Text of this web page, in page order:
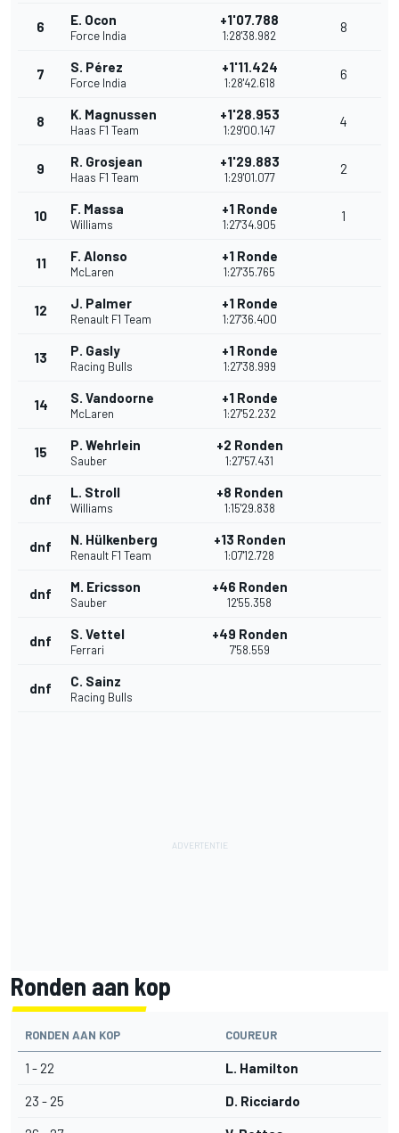
6 E. Ocon
Force India
+1'07.788
1:28'38.982
8
7 S. Pérez
Force India
+1'11.424
1:28'42.618
6
8 K. Magnussen
Haas F1 Team
+1'28.953
1:29'00.147
4
9 R. Grosjean
Haas F1 Team
+1'29.883
1:29'01.077
2
10 F. Massa
Williams
+1 Ronde
1:27'34.905
1
11 F. Alonso
McLaren
+1 Ronde
1:27'35.765
12 J. Palmer
Renault F1 Team
+1 Ronde
1:27'36.400
13 P. Gasly
Racing Bulls
+1 Ronde
1:27'38.999
14 S. Vandoorne
McLaren
+1 Ronde
1:27'52.232
15 P. Wehrlein
Sauber
+2 Ronden
1:27'57.431
dnf L. Stroll
Williams
+8 Ronden
1:15'29.838
dnf N. Hülkenberg
Renault F1 Team
+13 Ronden
1:07'12.728
dnf M. Ericsson
Sauber
+46 Ronden
12'55.358
dnf S. Vettel
Ferrari
+49 Ronden
7'58.559
dnf C. Sainz
Racing Bulls
Ronden aan kop
RONDEN AAN KOP COUREUR
1 - 22 L. Hamilton
23 - 25 D. Ricciardo